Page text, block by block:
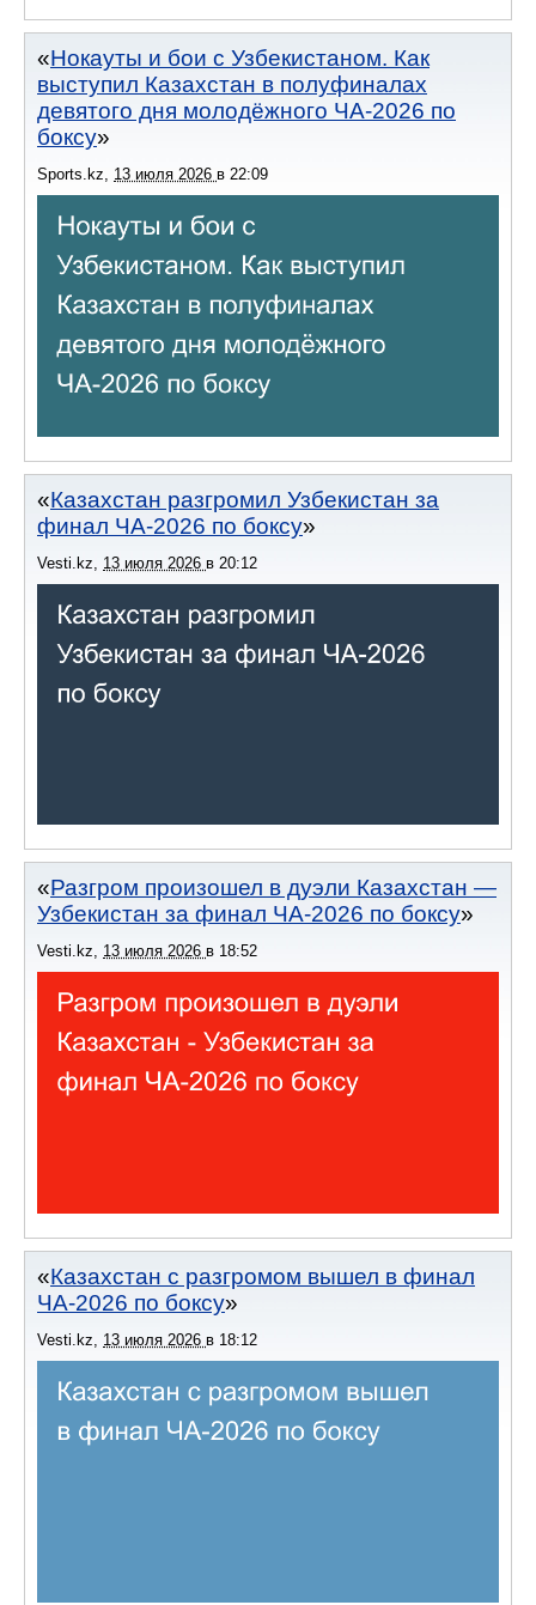
Нокауты и бои с Узбекистаном. Как
выступил Казахстан в полуфиналах
девятого дня молодёжного ЧА-2026 по
боксу
Sports.kz 13 июля 2026 в 22:09
Казахстан разгромил Узбекистан за
финал ЧА-2026 по боксу
Vesti.kz 13 июля 2026 в 20:12
Разгром произошел в дуэли Казахстан —
Узбекистан за финал ЧА-2026 по боксу
Vesti.kz, 13 июля 2026 в 18:52
Казахстан с разгромом вышел в финал
ЧА-2026 по боксу
Vesti.kz, 13 июля 2026 в 18:12